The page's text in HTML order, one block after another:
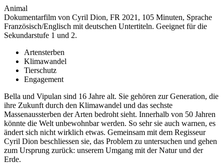
Animal
Dokumentarfilm von Cyril Dion, FR 2021, 105 Minuten, Sprache
Französisch/Englisch mit deutschen Untertiteln. Geeignet für die
Sekundarstufe 1 und 2.
Artensterben
Klimawandel
Tierschutz
Engagement
Bella und Vipulan sind 16 Jahre alt. Sie gehören zur Generation, die
ihre Zukunft durch den Klimawandel und das sechste
Massenaussterben der Arten bedroht sieht. Innerhalb von 50 Jahren
könnte die Welt unbewohnbar werden. So sehr sie auch warnen, es
ändert sich nicht wirklich etwas. Gemeinsam mit dem Regisseur
Cyril Dion beschliessen sie, das Problem zu untersuchen und gehen
zum Ursprung zurück: unserem Umgang mit der Natur und der
Erde.